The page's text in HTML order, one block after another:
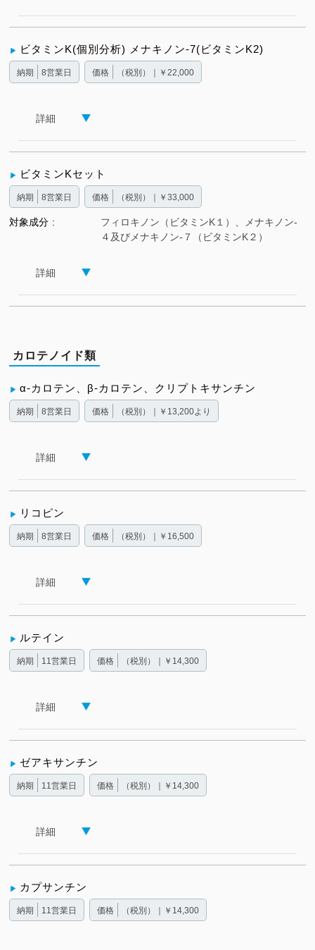
ビタミンK(個別分析) メナキノン-7(ビタミンK2)
納期 8営業日 価格 （税別）｜￥22,000
詳細
ビタミンKセット
納期 8営業日 価格 （税別）｜￥33,000
対象成分
フィロキノン（ビタミンK１）、メナキノン-
４及びメナキノン-７（ビタミンK２）
詳細
カロテノイド類
α-カロテン、β-カロテン、クリプトキサンチン
納期 8営業日 価格 （税別）｜￥13,200より
詳細
リコピン
納期 8営業日 価格 （税別）｜￥16,500
詳細
ルテイン
納期 11営業日 価格 （税別）｜￥14,300
詳細
ゼアキサンチン
納期 11営業日 価格 （税別）｜￥14,300
詳細
カプサンチン
納期 11営業日 価格 （税別）｜￥14,300